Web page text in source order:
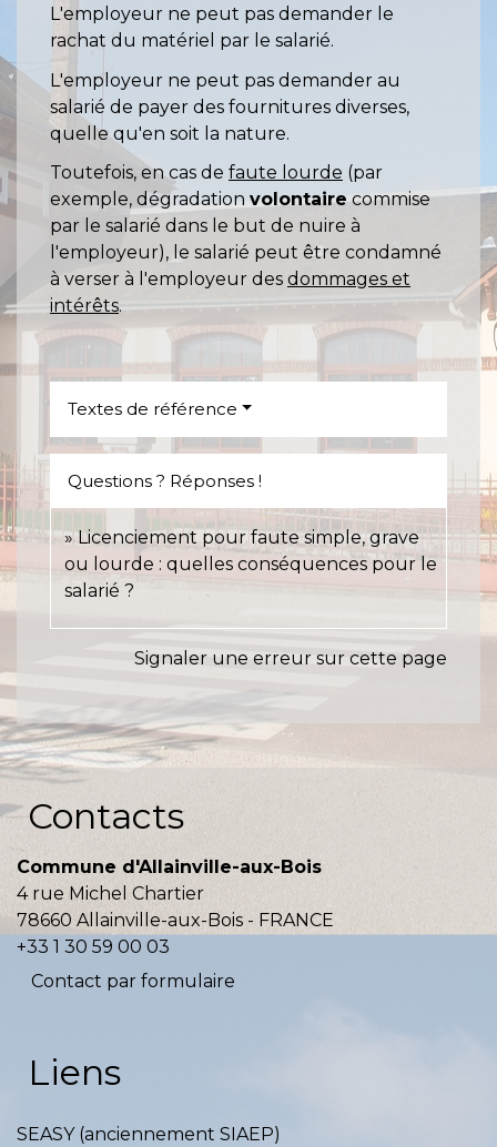
L'employeur ne peut pas demander le
rachat du matériel par le salarié.
L'employeur ne peut pas demander au
salarié de payer des fournitures diverses,
quelle qu'en soit la nature.
Toutefois, en cas de faute lourde (par
exemple, dégradation volontairecommise
par le salarié dans le but de nuire à
l'employeur), le salarié peut être condamné
à verser à l'employeur des dommages et
intérêts.
Textes de référence
Questions ? Réponses !
Licenciement pour faute simple, grave
ou lourde : quelles conséquences pour le
salarié ?
Signaler une erreur sur cette page
Contacts
Commune d'Allainville-aux-Bois
4 rue Michel Chartier
78660 Allainville-aux-Bois - FRANCE
+33 1 30 59 00 03
Contact par formulaire
Liens
SEASY (anciennement SIAEP)